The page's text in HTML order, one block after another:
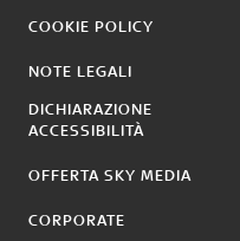
COOKIE POLICY
NOTE LEGALI
DICHIARAZIONE
ACCESSIBILITÀ
OFFERTA SKY MEDIA
CORPORATE